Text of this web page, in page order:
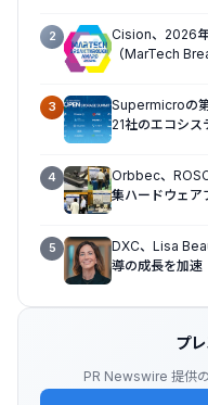
2
Cision、2026
（MarTech
3
Supermicroの
21社のエコシ
4
Orbbec、
集ハードウェア
5
DXC、Lisa
導の成長を加速
プ
PR Newswire 提供